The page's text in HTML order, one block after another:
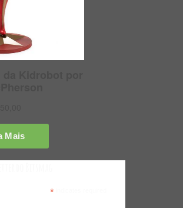
*indicates required